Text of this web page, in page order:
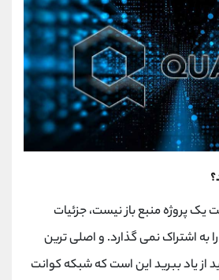
یک پروژه منبع باز نیست، جزئیات
به اشتراک نمی گذارد. و اصلی ترین
از یاد ببرید این است که شبکه کوانت